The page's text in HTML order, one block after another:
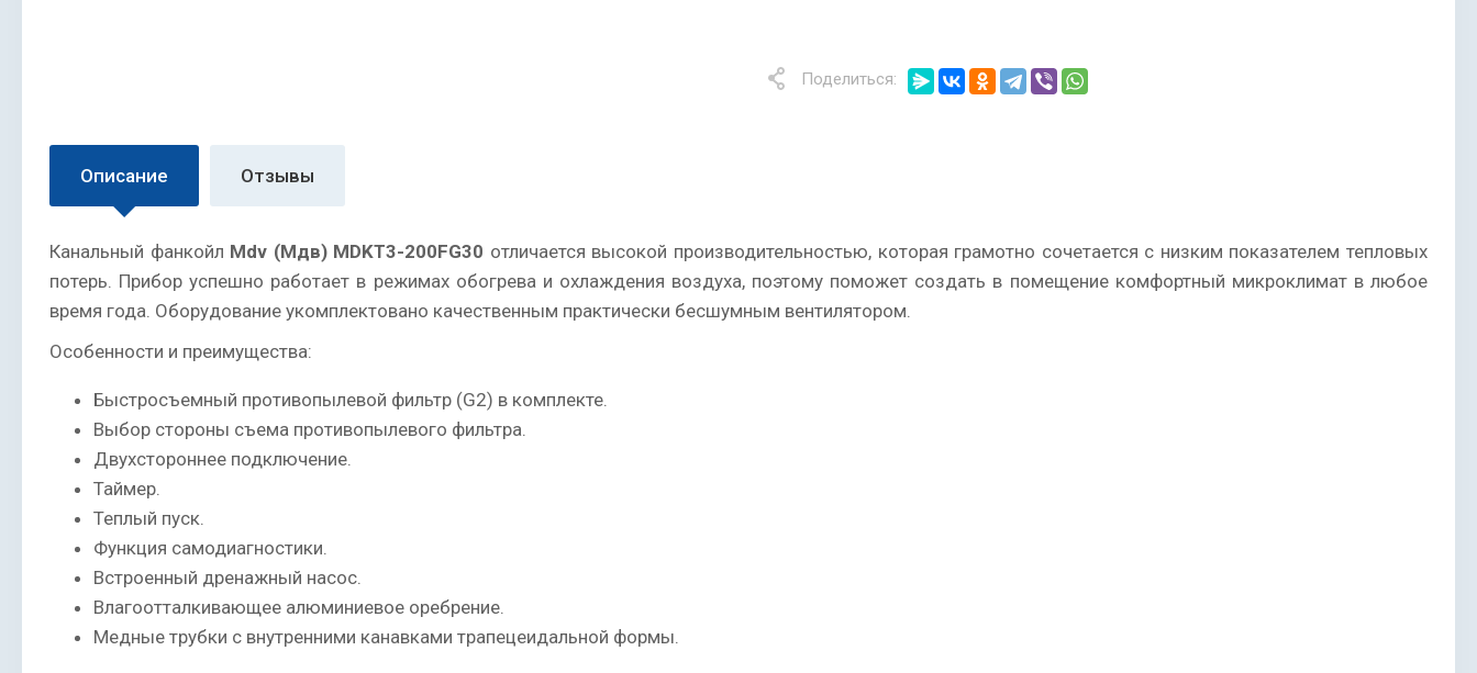
Поделиться:
Описание Отзывы
Канальный фанкойл Mdv (Мдв) MDKT3-200FG30 отличается высокой производительностью, которая грамотно сочетается с низким показателем тепловых
потерь. Прибор успешно работает в режимах обогрева и охлаждения воздуха, поэтому поможет создать в помещение комфортный микроклимат в любое
время года. Оборудование укомплектовано качественным практически бесшумным вентилятором.
Особенности и преимущества:
Быстросъемный противопылевой фильтр (G2) в комплекте.
Выбор стороны съема противопылевого фильтра.
Двухстороннее подключение.
Таймер.
Теплый пуск.
Функция самодиагностики.
Встроенный дренажный насос.
Влагоотталкивающее алюминиевое оребрение.
Медные трубки с внутренними канавками трапецеидальной формы.